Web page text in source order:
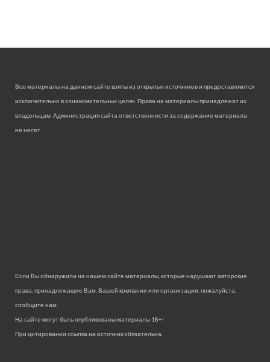
Все материалы на данном сайте взяты из открытых источников и предоставляются
исключительно в ознакомительных целях. Права на материалы принадлежат их
владельцам. Администрация сайта ответственности за содержание материала
не несет.
Если Вы обнаружили на нашем сайте материалы, которые нарушают авторские
права, принадлежащие Вам, Вашей компании или организации, пожалуйста,
сообщите нам.
На сайте могут быть опубликованы материалы 18+!
При цитировании ссылка на источник обязательна.